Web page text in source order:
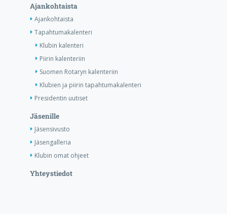
Ajankohtaista
Ajankohtaista
Tapahtumakalenteri
Klubin kalenteri
Piirin kalenteriin
Suomen Rotaryn kalenteriin
Klubien ja piirin tapahtumakalenteri
Presidentin uutiset
Jäsenille
Jäsensivusto
Jäsengalleria
Klubin omat ohjeet
Yhteystiedot